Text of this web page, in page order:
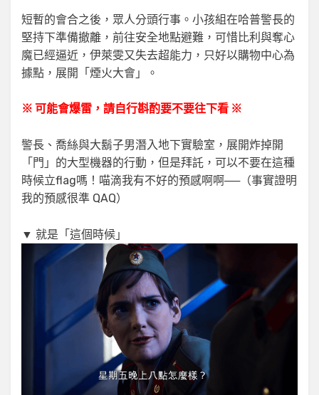
短暫的會合之後，眾人分頭行事。小孩組在哈普警長的
堅持下準備撤離，前往安全地點避難，可惜比利與奪心
魔已經逼近，伊萊雯又失去超能力，只好以購物中心為
據點，展開「煙火大會」。
※ 可能會爆雷，請自行斟酌要不要往下看 ※
警長、喬絲與大鬍子男潛入地下實驗室，展開炸掉開
「門」的大型機器的行動，但是拜託，可以不要在這種
時候立flag嗎！喵滴我有不好的預感啊啊──（事實證明
我的預感很準 QAQ）
▼ 就是「這個時候」